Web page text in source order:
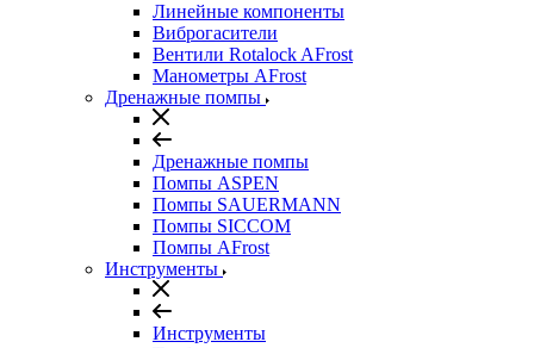
Линейные компоненты
Виброгасители
Вентили Rotalock AFrost
Манометры AFrost
Дренажные помпы
Дренажные помпы
Помпы ASPEN
Помпы SAUERMANN
Помпы SICCOM
Помпы AFrost
Инструменты
Инструменты